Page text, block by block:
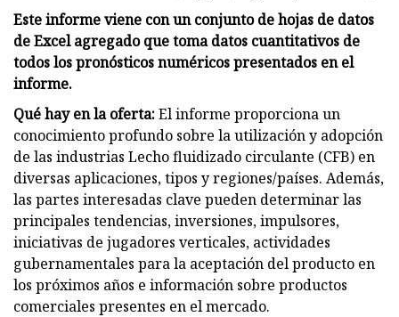
Este informe viene con un conjunto de hojas de datos
de Excel agregado que toma datos cuantitativos de
todos los pronósticos numéricos presentados en el
informe.
Qué hay en la oferta:El informe proporciona un
conocimiento profundo sobre la utilización y adopción
de las industrias Lecho fluidizado circulante (CFB) en
diversas aplicaciones, tipos y regiones/países. Además,
las partes interesadas clave pueden determinar las
principales tendencias, inversiones, impulsores,
iniciativas de jugadores verticales, actividades
gubernamentales para la aceptación del producto en
los próximos años e información sobre productos
comerciales presentes en el mercado.